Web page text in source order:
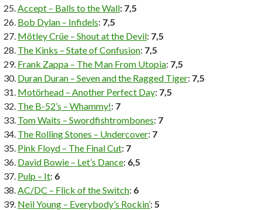
Accept – Balls to the Wall: 7,5
Bob Dylan – Infidels: 7,5
Mötley Crüe – Shout at the Devil: 7,5
The Kinks – State of Confusion: 7,5
Frank Zappa – The Man From Utopia: 7,5
Duran Duran – Seven and the Ragged Tiger: 7,5
Motörhead – Another Perfect Day: 7,5
The B-52’s – Whammy!: 7
Tom Waits – Swordfishtrombones: 7
The Rolling Stones – Undercover: 7
Pink Floyd – The Final Cut: 7
David Bowie – Let’s Dance: 6,5
Pulp – It: 6
AC/DC – Flick of the Switch: 6
Neil Young – Everybody’s Rockin’: 5